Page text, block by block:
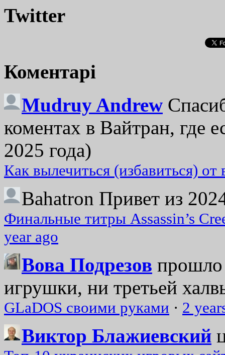
Twitter
Коментарі
Mudruy Andrew
коментах в Вайтран, где
2025 года)
Как вылечиться (избавиться)
Bahatron Привет из
Финальные титры Assassin’s
year ago
Вова Подрезов прошло
игрушки, ни третьей
GLaDOS своими руками · 2
Виктор Блажиевский